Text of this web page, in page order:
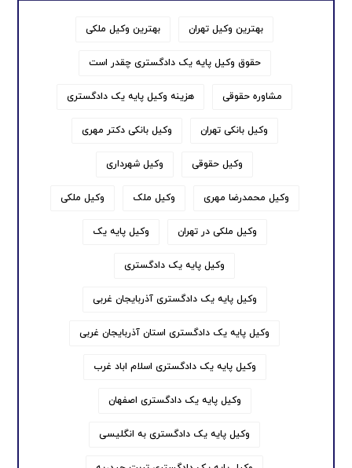
بهترین وکیل تهران بهترین وکیل ملکی
حقوق وکیل پایه یک دادگستری چقدر است
مشاوره حقوقی هزینه وکیل پایه یک دادگستری
وکیل بانکی تهران وکیل بانکی دکتر مهری
وکیل حقوقی وکیل شهرداری
وکیل محمدرضا مهری وکیل ملک وکیل ملکی
وکیل ملکی در تهران وکیل پایه یک
وکیل پایه یک دادگستری
وکیل پایه یک دادگستری آذربایجان غربی
وکیل پایه یک دادگستری استان آذربایجان غربی
وکیل پایه یک دادگستری اسلام اباد غرب
وکیل پایه یک دادگستری اصفهان
وکیل پایه یک دادگستری به انگلیسی